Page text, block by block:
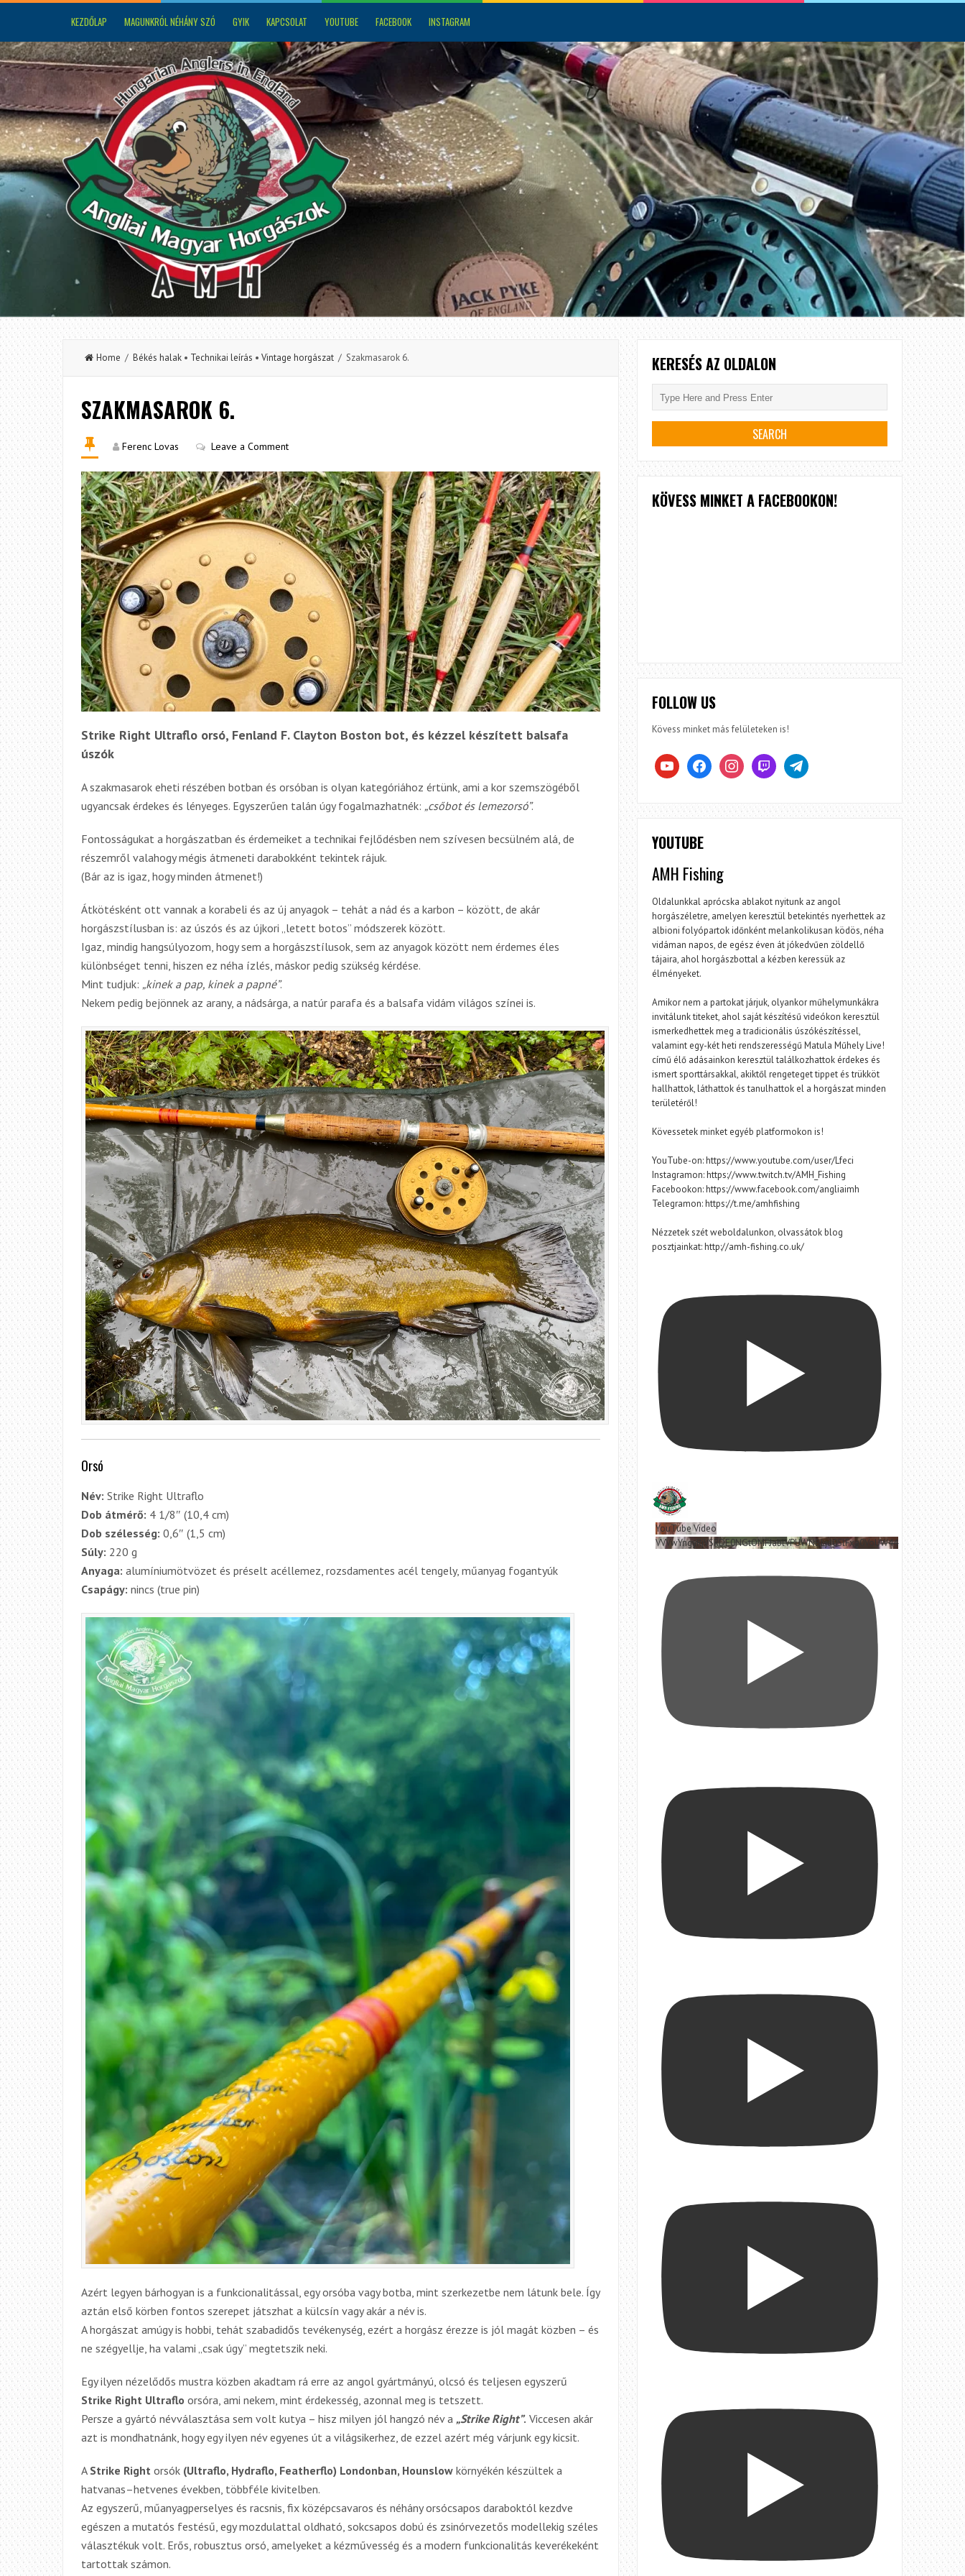
KEZDŐLAP MAGUNKRÓL NÉHÁNY SZÓ GYIK KAPCSOLAT YOUTUBE FACEBOOK INSTAGRAM
Home / Békés halak • Technikai leírás • Vintage horgászat / Szakmasarok 6.
SZAKMASAROK 6.
Ferenc Lovas Leave a Comment
Strike Right Ultraflo orsó, Fenland F. Clayton Boston bot, és kézzel készített balsafa
úszók
A szakmasarok eheti részében botban és orsóban is olyan kategóriához értünk, ami a kor szemszögéből
ugyancsak érdekes és lényeges. Egyszerűen talán úgy fogalmazhatnék: „csőbot és lemezorsó”.
Fontosságukat a horgászatban és érdemeiket a technikai fejlődésben nem szívesen becsülném alá, de
részemről valahogy mégis átmeneti darabokként tekintek rájuk.
(Bár az is igaz, hogy minden átmenet!)
Átkötésként ott vannak a korabeli és az új anyagok – tehát a nád és a karbon – között, de akár
horgászstílusban is: az úszós és az újkori „letett botos” módszerek között.
Igaz, mindig hangsúlyozom, hogy sem a horgászstílusok, sem az anyagok között nem érdemes éles
különbséget tenni, hiszen ez néha ízlés, máskor pedig szükség kérdése.
Mint tudjuk: „kinek a pap, kinek a papné”.
Nekem pedig bejönnek az arany, a nádsárga, a natúr parafa és a balsafa vidám világos színei is.
Orsó
Név: Strike Right Ultraflo
Dob átmérő: 4 1/8″ (10,4 cm)
Dob szélesség: 0,6″ (1,5 cm)
Súly: 220 g
Anyaga: alumíniumötvözet és préselt acéllemez, rozsdamentes acél tengely, műanyag fogantyúk
Csapágy: nincs (true pin)
Azért legyen bárhogyan is a funkcionalitással, egy orsóba vagy botba, mint szerkezetbe nem látunk bele. Így
aztán első körben fontos szerepet játszhat a külcsín vagy akár a név is.
A horgászat amúgy is hobbi, tehát szabadidős tevékenység, ezért a horgász érezze is jól magát közben – és
ne szégyellje, ha valami „csak úgy” megtetszik neki.
Egy ilyen nézelődős mustra közben akadtam rá erre az angol gyártmányú, olcsó és teljesen egyszerű
Strike Right Ultraflo orsóra, ami nekem, mint érdekesség, azonnal meg is tetszett.
Persze a gyártó névválasztása sem volt kutya – hisz milyen jól hangzó név a „Strike Right”. Viccesen akár
azt is mondhatnánk, hogyegy ilyen névegyenes út a világsikerhez, de ezzel azért még várjunk egy kicsit.
A Strike Right orsók (Ultraflo, Hydraflo, Featherflo) Londonban, Hounslow környékén készültek a
hatvanas–hetvenes években, többféle kivitelben.
Az egyszerű, műanyagperselyes és racsnis, fix középcsavaros és néhány orsócsapos daraboktól kezdve
egészen a mutatós festésű, egy mozdulattal oldható, sokcsapos dobú és zsinórvezetős modellekig széles
választékuk volt. Erős, robusztus orsó, amelyeket a kézművesség és a modern funkcionalitás keverékeként
tartottak számon.
KERESÉS AZ OLDALON
KÖVESS MINKET A FACEBOOKON!
FOLLOW US
Kövess minket más felületeken is!
youtubefacebookinstagramtwitch telegram
YOUTUBE
AMH Fishing
Oldalunkkal aprócska ablakot nyitunk az angol
horgászéletre, amelyen keresztül betekintés nyerhettek az
albioni folyópartok időnként melankolikusan ködös, néha
vidáman napos, de egész éven át jókedvűen zöldellő
tájaira, ahol horgászbottal a kézben keressük az
élményeket.
Amikor nem a partokat járjuk, olyankor műhelymunkákra
invitálunk titeket, ahol saját készítésű videókon keresztül
ismerkedhettek meg a tradicionális úszókészítéssel,
valamint egy-két heti rendszerességű Matula Műhely Live!
című élő adásainkon keresztül találkozhattok érdekes és
ismert sporttársakkal, akiktől rengeteget tippet és trükköt
hallhattok, láthattok és tanulhattok el a horgászat minden
területéről!
Kövessetek minket egyéb platformokon is!
YouTube-on: https://www.youtube.com/user/Lfeci
Instagramon: https://www.twitch.tv/AMH_Fishing
Facebookon: https://www.facebook.com/angliaimh
Telegramon: https://t.me/amhfishing
Nézzetek szét weboldalunkon, olvassátok blog
posztjainkat: http://amh-fishing.co.uk/
YouTube Video
VVVwYngyRjVSRDE0NGtOMFJablVPUWNBLjd0SlFxa0VoUW44